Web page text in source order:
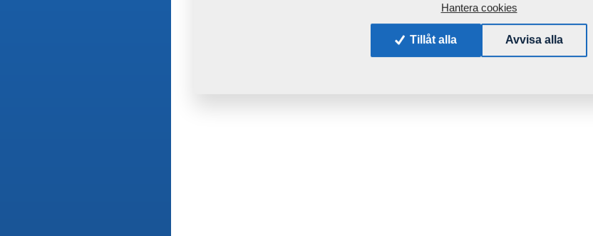
Hantera cookies
Tillåt alla Avvisa alla